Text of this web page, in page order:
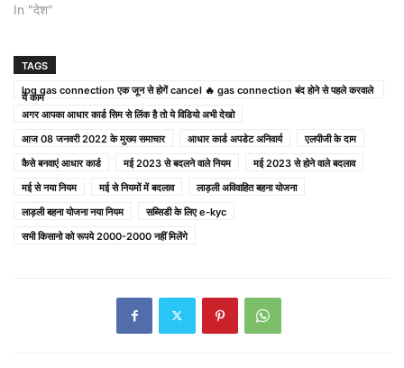
In "देश"
TAGS
lpg gas connection एक जून से होगें cancel 🔥 gas connection बंद होने से पहले करवाले
ये काम
अगर आपका आधार कार्ड सिम से लिंक है तो ये विडियो अभी देखो
आज 08 जनवरी 2022 के मुख्य समाचार
आधार कार्ड अपडेट अनिवार्य
एलपीजी के दाम
कैसे बनवाएं आधार कार्ड
मई 2023 से बदलने वाले नियम
मई 2023 से होने वाले बदलाव
मई से नया नियम
मई से नियमों में बदलाव
लाड़ली अविवाहित बहना योजना
लाड़ली बहना योजना नया नियम
सब्सिडी के लिए e-kyc
सभी किसानो को रूपये 2000-2000 नहीं मिलेंगे